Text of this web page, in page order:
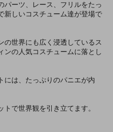
パーツ、レース、フリルをたっ
新しいコスチューム達が登場で
の世界にも広く浸透しているス
ンの人気コスチュームに落とし
には、たっぷりのパニエが内
で世界観を引き立てます。